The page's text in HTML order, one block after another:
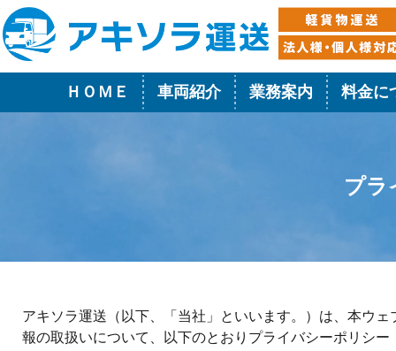
ＨＯＭＥ 車両紹介 業務案内 料金に
プラ
アキソラ運送（以下、「当社」といいます。）は、本ウ
報の取扱いについて、以下のとおりプライバシーポリシ